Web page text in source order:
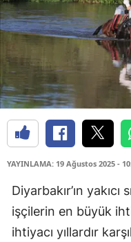
YAYINLAMA: 19 Ağustos 2025 -
Diyarbakır’ın
işçilerin en büyük
ihtiyacı yıllardır